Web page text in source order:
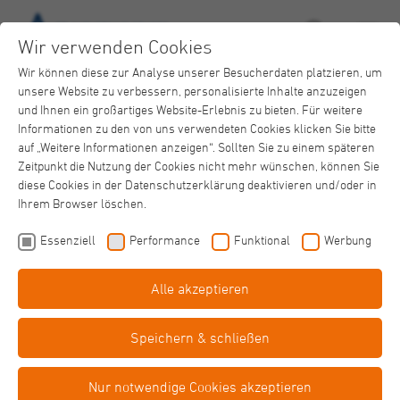
freiheit
Aktuelles
Eingliederungshilfe
Mobilität bedeutet Teilhabe
Haus Maurinus erhält neuen Bus
Wir verwenden Cookies
Wir können diese zur Analyse unserer Besucherdaten platzieren, um
unsere Website zu verbessern, personalisierte Inhalte anzuzeigen
und Ihnen ein großartiges Website-Erlebnis zu bieten. Für weitere
Informationen zu den von uns verwendeten Cookies klicken Sie bitte
auf „Weitere Informationen anzeigen“. Sollten Sie zu einem späteren
Zeitpunkt die Nutzung der Cookies nicht mehr wünschen, können Sie
diese Cookies in der Datenschutzerklärung deaktivieren und/oder in
Ihrem Browser löschen.
Essenziell Performance Funktional Werbung
Alle akzeptieren
Speichern & schließen
Nur notwendige Cookies akzeptieren